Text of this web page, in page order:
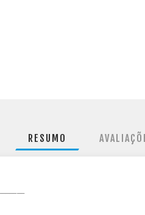
RESUMO